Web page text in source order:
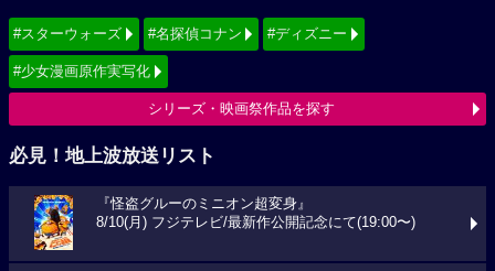
#スターウォーズ #名探偵コナン #ディズニー
#少女漫画原作実写化
シリーズ・映画祭作品を探す
必見！地上波放送リスト
『怪盗グルーのミニオン超変身』
8/10(月) フジテレビ/最新作公開記念にて(19:00〜)